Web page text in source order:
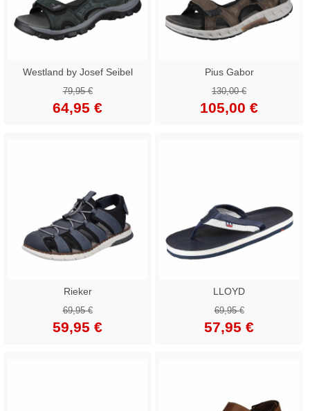
Westland by Josef Seibel
79,95 €
64,95 €
Pius Gabor
130,00 €
105,00 €
Rieker
69,95 €
59,95 €
LLOYD
69,95 €
57,95 €